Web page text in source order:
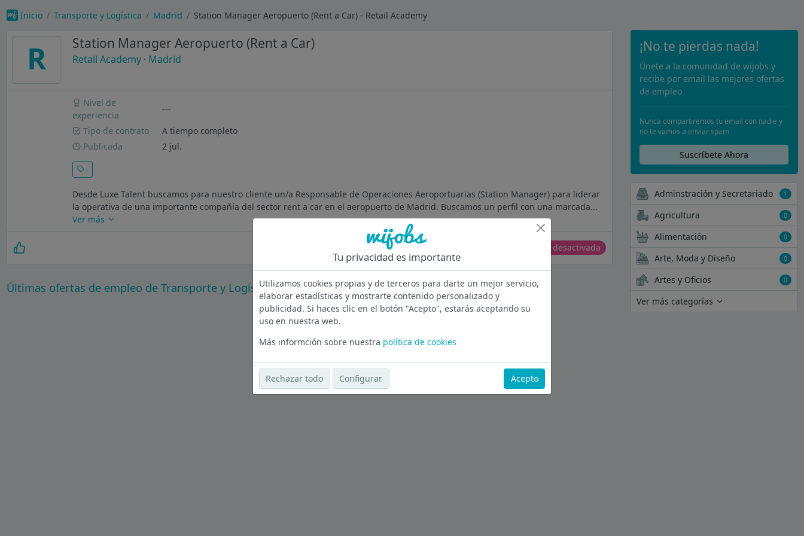
Inicio Transporte y Logística Madrid Station Manager Aeropuerto (Rent a Car) - Retail Academy
R Station Manager Aeropuerto (Rent a Car)
Retail Academy · Madrid
Nivel de
experiencia
---
Tipo de contrato
A tiempo completo
Publicada
2 jul.
.
Desde Luxe Talent buscamos para nuestro cliente un/a Responsable de Operaciones Aeroportuarias (Station Manager) para liderar
la operativa de una importante compañía del sector rent a car en el aeropuerto de Madrid. Buscamos un perfil con una marcada...
Ver más
Oferta desactivada
Últimas ofertas de empleo de Transporte y Logística en Madrid
Ver más ofertas
¡No te pierdas nada!
Únete a la comunidad de wijobs y
recibe por email las mejores ofertas
de empleo
Nunca compartiremos tu email con nadie y
no te vamos a enviar spam
Suscríbete Ahora
Adminstración y Secretariado 1
Agricultura 0
Alimentación 0
Arte, Moda y Diseño 0
Artes y Oficios 0
Ver más categorías
Tu privacidad es importante
Utilizamos cookies propias y de terceros para darte un mejor servicio,
elaborar estadísticas y mostrarte contenido personalizado y
publicidad. Si haces clic en el botón "Acepto", estarás aceptando su
uso en nuestra web.
Más informción sobre nuestra política de cookies
Rechazar todo Configurar Acepto